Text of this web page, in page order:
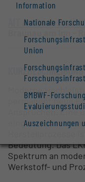
Information
Nationale
Union
BMBWF-
Auszeichnungen
AIT Austrian
KURZBESCHREIBUNG
Moderne
permanent neue
Ansprüchen. Eine
eingesetzten
Bedeutung. Das
Spektrum an
Werkstoff- und